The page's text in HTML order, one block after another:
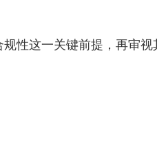
这一关键前提，再审视